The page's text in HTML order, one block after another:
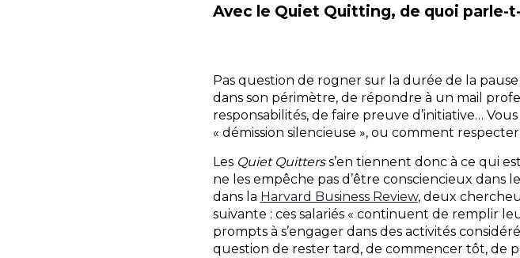
Avec le Quiet Quitting, de quoi parle-
Pas question de rogner sur la durée de la
dans son périmètre, de répondre à un mail
responsabilités, de faire preuve d’initiative…
« démission silencieuse », ou comment
Les Quiet Quitterss’en tiennent donc à ce qui
ne les empêche pas d’être consciencieux dans
dans la Harvard Business Review, deux
suivante : ces salariés « continuent de remplir
prompts à s’engager dans des activités
question de rester tard, de commencer tôt, de